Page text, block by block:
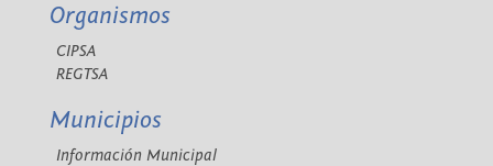
Organismos
CIPSA
REGTSA
Municipios
Información Municipal